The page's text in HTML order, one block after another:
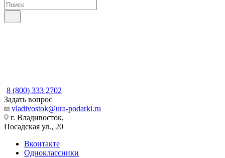
8 (800) 333 2702
Задать вопрос
vladivostok@ura-podarki.ru
г. Владивосток,
Посадская ул., 20
Вконтакте
Одноклассники